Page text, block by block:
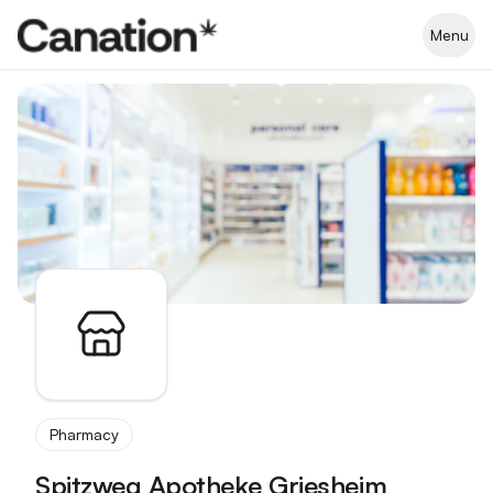
Menu
Apothekenverzeichnis
Pharmacy
Spitzweg Apotheke Griesheim